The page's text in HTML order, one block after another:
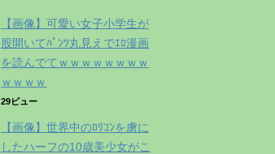
【画像】可愛い女子小学生が
股開いてﾊﾟﾝﾂ丸見えでｴﾛ漫画
を読んでてｗｗｗｗｗｗｗｗ
ｗｗｗｗ
29ビュー
【画像】世界中のﾛﾘｺﾝを虜に
したハーフの10歳美少女がこ